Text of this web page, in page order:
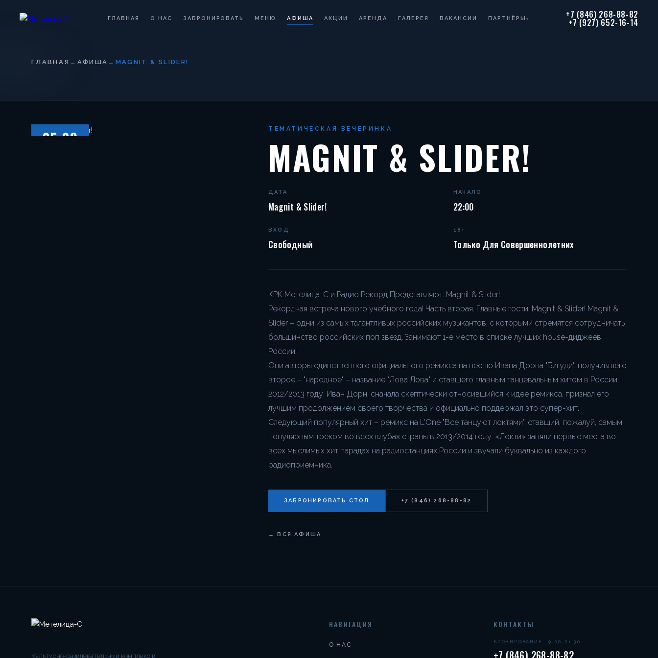
ГЛАВНАЯ О НАС ЗАБРОНИРОВАТЬ МЕНЮ АФИША АКЦИИ АРЕНДА ГАЛЕРЕЯ ВАКАНСИИ ПАРТНЁРЫ ▾ +7 (846) 268-88-82
+7 (927) 652-16-14
ГЛАВНАЯ → АФИША → MAGNIT & SLIDER!
05.09 ТЕМАТИЧЕСКАЯ ВЕЧЕРИНКА
MAGNIT & SLIDER!
ДАТА
Magnit & Slider!
НАЧАЛО
22:00
ВХОД
Свободный
18+
Только Для Совершеннолетних
КРК Метелица-С и Радио Рекорд Представляют: Magnit & Slider!
Рекордная встреча нового учебного года! Часть вторая. Главные гости: Magnit & Slider! Magnit &
Slider – одни из самых талантливых российских музыкантов, с которыми стремятся сотрудничать
большинство российских поп звезд. Занимают 1-е место в списке лучших house-диджеев
России!
Они авторы единственного официального ремикса на песню Ивана Дорна "Бигуди", получившего
второе – "народное" – название "Лова Лова" и ставшего главным танцевальным хитом в России
2012/2013 году. Иван Дорн, сначала скептически относившийся к идее ремикса, признал его
лучшим продолжением своего творчества и официально поддержал это супер-хит.
Следующий популярный хит – ремикс на L'One "Все танцуют локтями", ставший, пожалуй, самым
популярным треком во всех клубах страны в 2013/2014 году. «Локти» заняли первые места во
всех мыслимых хит парадах на радиостанциях России и звучали буквально из каждого
радиоприемника.
ЗАБРОНИРОВАТЬ СТОЛ +7 (846) 268-88-82
← ВСЯ АФИША
Культурно-развлекательный комплекс в
НАВИГАЦИЯ
О НАС
КОНТАКТЫ
БРОНИРОВАНИЕ · 9:00–21:30
+7 (846) 268-88-82